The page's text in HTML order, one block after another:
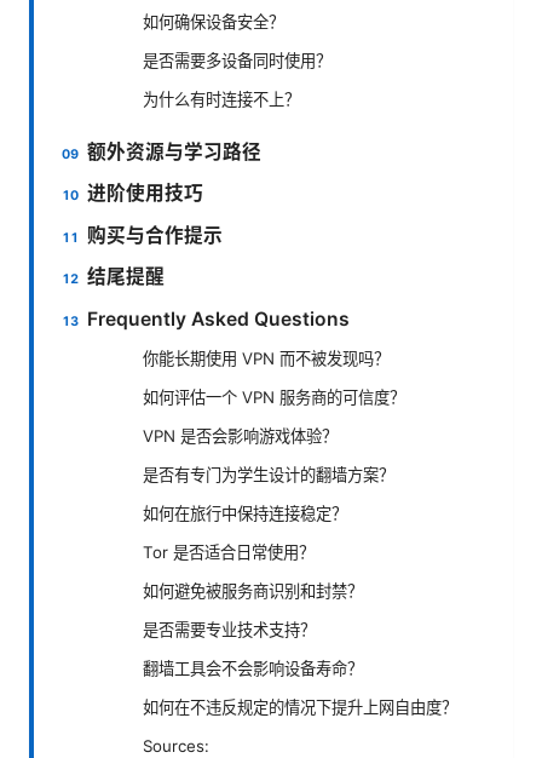
如何确保设备安全？
是否需要多设备同时使用？
为什么有时连接不上？
额外资源与学习路径
进阶使用技巧
购买与合作提示
结尾提醒
Frequently Asked Questions
你能长期使用 VPN 而不被发现吗？
如何评估一个 VPN 服务商的可信度？
VPN 是否会影响游戏体验？
是否有专门为学生设计的翻墙方案？
如何在旅行中保持连接稳定？
Tor 是否适合日常使用？
如何避免被服务商识别和封禁？
是否需要专业技术支持？
翻墙工具会不会影响设备寿命？
如何在不违反规定的情况下提升上网自由度？
Sources: